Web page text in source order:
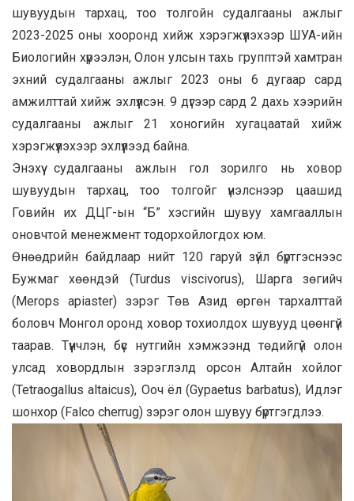
шувуудын тархац, тоо толгойн судалгааны ажлыг
2023-2025 оны хооронд хийж хэрэгжүүлэхээр ШУА-ийн
Биологийн хүрээлэн, Олон улсын тахь групптэй хамтран
эхний судалгааны ажлыг 2023 оны 6 дугаар сард
амжилттай хийж эхлүүлсэн. 9 дүгээр сард 2 дахь хээрийн
судалгааны ажлыг 21 хоногийн хугацаатай хийж
хэрэгжүүлэхээр эхлүүлээд байна.
Энэхүү судалгааны ажлын гол зорилго нь ховор
шувуудын тархац, тоо толгойг үнэлснээр цаашид
Говийн их ДЦГ-ын “Б” хэсгийн шувуу хамгааллын
оновчтой менежмент тодорхойлогдох юм.
Өнөөдрийн байдлаар нийт 120 гаруй зүйл бүртгэснээс
Бужмаг хөөндэй (Turdus viscivorus), Шарга зөгийч
(Merops apiaster) зэрэг Төв Азид өргөн тархалттай
боловч Монгол оронд ховор тохиолдох шувууд цөөнгүй
таарав. Түүнчлэн, бүс нутгийн хэмжээнд төдийгүй олон
улсад ховордлын зэрэглэлд орсон Алтайн хойлог
(Tetraogallus altaicus), Ооч ёл (Gypaetus barbatus), Идлэг
шонхор (Falco cherrug) зэрэг олон шувуу бүртгэгдлээ.